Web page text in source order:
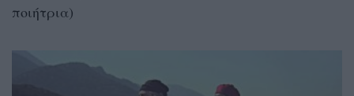
ποιήτρια)